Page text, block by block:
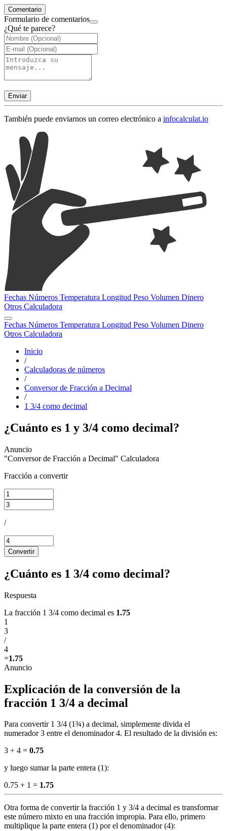
Comentario
Formulario de comentarios
¿Qué te parece?
Enviar
También puede enviarnos un correo electrónico a infocalculat.io
Fechas Números Temperatura Longitud Peso Volumen Dinero
Otros Calculadora
Fechas Números Temperatura Longitud Peso Volumen Dinero
Otros Calculadora
Inicio
/
Calculadoras de números
/
Conversor de Fracción a Decimal
/
1 3/4 como decimal
¿Cuánto es 1 y 3/4 como decimal?
"Conversor de Fracción a Decimal" Calculadora
Fracción a convertir
/
Convertir
¿Cuánto es 1 3/4 como decimal?
Respuesta
La fracción 1 3/4 como decimal es 1.75
1
3
/
4
=1.75
Explicación de la conversión de la
fracción 1 3/4 a decimal
Para convertir 1 3/4 (1¾) a decimal, simplemente divida el
numerador 3 entre el denominador 4. El resultado de la división es:
3 ÷ 4 = 0.75
y luego sumar la parte entera (1):
0.75 + 1 = 1.75
Otra forma de convertir la fracción 1 y 3/4 a decimal es transformar
este número mixto en una fracción impropia. Para ello, primero
multiplique la parte entera (1) por el denominador (4):